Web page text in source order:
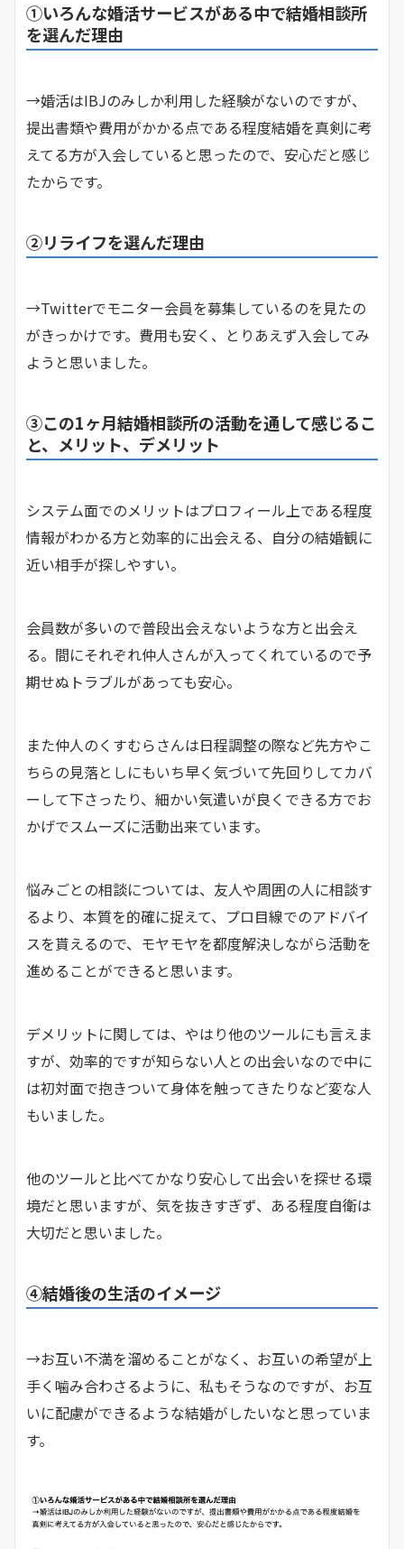
①いろんな婚活サービスがある中で結婚相談所
を選んだ理由
→婚活はIBJのみしか利用した経験がないのですが、
提出書類や費用がかかる点である程度結婚を真剣に考
えてる方が入会していると思ったので、安心だと感じ
たからです。
②リライフを選んだ理由
→Twitterでモニター会員を募集しているのを見たの
がきっかけです。費用も安く、とりあえず入会してみ
ようと思いました。
③この1ヶ月結婚相談所の活動を通して感じるこ
と、メリット、デメリット
システム面でのメリットはプロフィール上である程度
情報がわかる方と効率的に出会える、自分の結婚観に
近い相手が探しやすい。
会員数が多いので普段出会えないような方と出会え
る。間にそれぞれ仲人さんが入ってくれているので予
期せぬトラブルがあっても安心。
また仲人のくすむらさんは日程調整の際など先方やこ
ちらの見落としにもいち早く気づいて先回りしてカバ
ーして下さったり、細かい気遣いが良くできる方でお
かげでスムーズに活動出来ています。
悩みごとの相談については、友人や周囲の人に相談す
るより、本質を的確に捉えて、プロ目線でのアドバイ
スを貰えるので、モヤモヤを都度解決しながら活動を
進めることができると思います。
デメリットに関しては、やはり他のツールにも言えま
すが、効率的ですが知らない人との出会いなので中に
は初対面で抱きついて身体を触ってきたりなど変な人
もいました。
他のツールと比べてかなり安心して出会いを探せる環
境だと思いますが、気を抜きすぎず、ある程度自衛は
大切だと思いました。
④結婚後の生活のイメージ
→お互い不満を溜めることがなく、お互いの希望が上
手く噛み合わさるように、私もそうなのですが、お互
いに配慮ができるような結婚がしたいなと思っていま
す。